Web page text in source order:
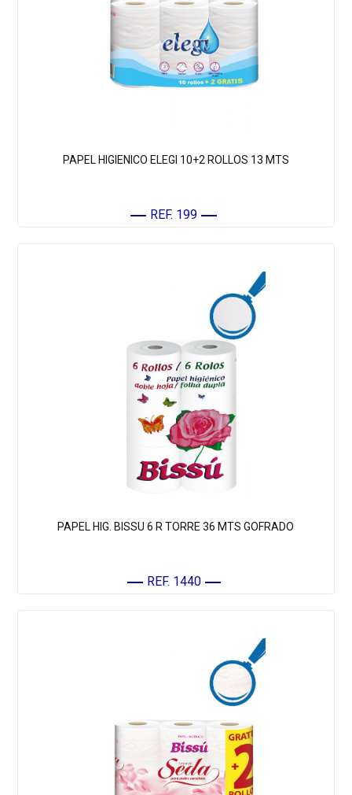
PAPEL HIGIENICO ELEGI 10+2 ROLLOS 13 MTS
REF. 199
PAPEL HIG. BISSU 6 R TORRE 36 MTS GOFRADO
REF. 1440